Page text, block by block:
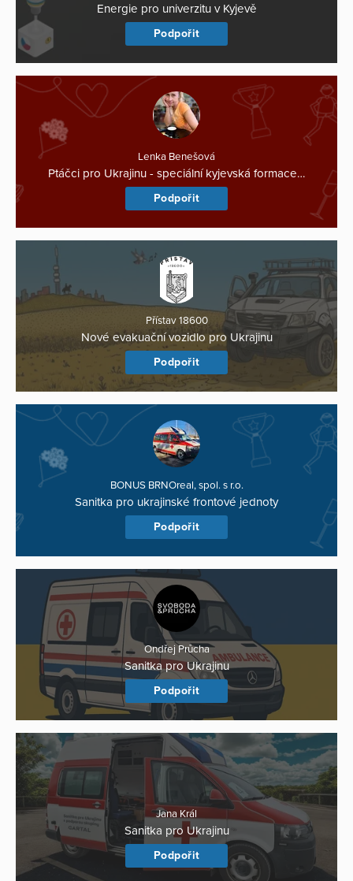
Energie pro univerzitu v Kyjevě
Podpořit
Lenka Benešová
Ptáčci pro Ukrajinu - speciální kyjevská formace…
Podpořit
Přístav 18600
Nové evakuační vozidlo pro Ukrajinu
Podpořit
BONUS BRNOreal, spol. s r.o.
Sanitka pro ukrajinské frontové jednoty
Podpořit
Ondřej Průcha
Sanitka pro Ukrajinu
Podpořit
Jana Král
Sanitka pro Ukrajinu
Podpořit